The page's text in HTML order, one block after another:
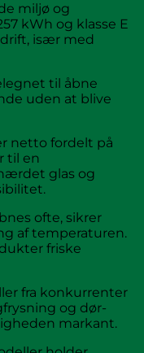
miljø og
kWh og klasse E
især med
til åbne
uden at blive
netto fordelt på
til en
glas og
ofte, sikrer
af temperaturen.
friske
fra konkurrenter
og dør-
markant.